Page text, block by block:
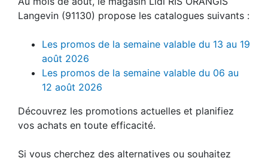
Langevin (91130) propose les catalogues suivants :
Les promos de la semaine valable du 13 au 19
août 2026
Les promos de la semaine valable du 06 au
12 août 2026
Découvrez les promotions actuelles et planifiez
vos achats en toute efficacité.
Si vous cherchez des alternatives ou souhaitez